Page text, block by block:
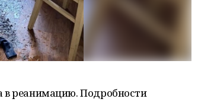
в реанимацию. Подробности